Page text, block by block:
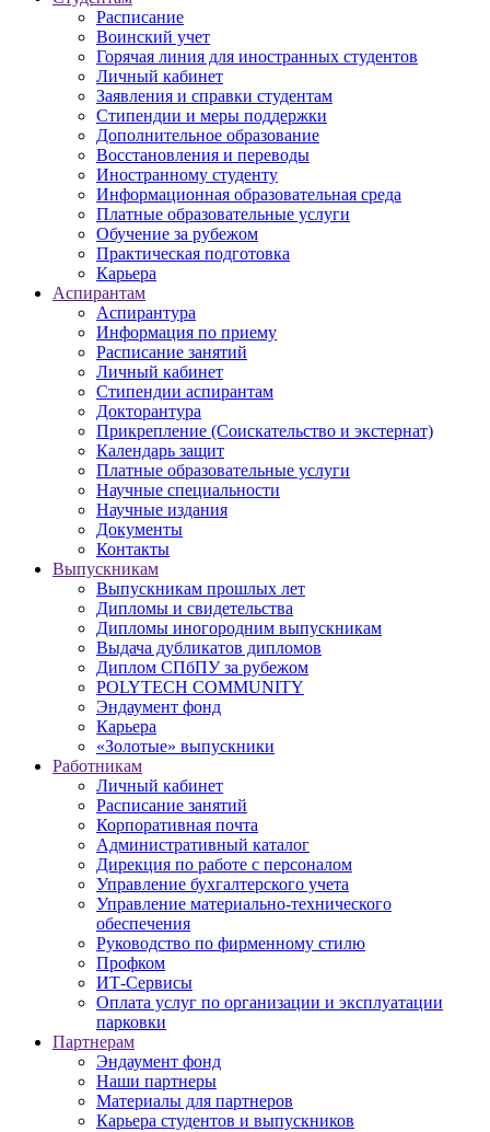
Расписание
Воинский учет
Горячая линия для иностранных студентов
Личный кабинет
Заявления и справки студентам
Стипендии и меры поддержки
Дополнительное образование
Восстановления и переводы
Иностранному студенту
Информационная образовательная среда
Платные образовательные услуги
Обучение за рубежом
Практическая подготовка
Карьера
Аспирантам
Аспирантура
Информация по приему
Расписание занятий
Личный кабинет
Стипендии аспирантам
Докторантура
Прикрепление (Соискательство и экстернат)
Календарь защит
Платные образовательные услуги
Научные специальности
Научные издания
Документы
Контакты
Выпускникам
Выпускникам прошлых лет
Дипломы и свидетельства
Дипломы иногородним выпускникам
Выдача дубликатов дипломов
Диплом СПбПУ за рубежом
POLYTECH COMMUNITY
Эндаумент фонд
Карьера
«Золотые» выпускники
Работникам
Личный кабинет
Расписание занятий
Корпоративная почта
Административный каталог
Дирекция по работе с персоналом
Управление бухгалтерского учета
Управление материально-технического
обеспечения
Руководство по фирменному стилю
Профком
ИТ-Сервисы
Оплата услуг по организации и эксплуатации
парковки
Партнерам
Эндаумент фонд
Наши партнеры
Материалы для партнеров
Карьера студентов и выпускников